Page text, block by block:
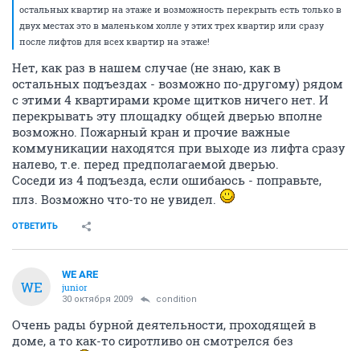
остальных квартир на этаже и возможность перекрыть есть только в
двух местах это в маленьком холле у этих трех квартир или сразу
после лифтов для всех квартир на этаже!
Нет, как раз в нашем случае (не знаю, как в
остальных подъездах - возможно по-другому) рядом
с этими 4 квартирами кроме щитков ничего нет. И
перекрывать эту площадку общей дверью вполне
возможно. Пожарный кран и прочие важные
коммуникации находятся при выходе из лифта сразу
налево, т.е. перед предполагаемой дверью.
Соседи из 4 подъезда, если ошибаюсь - поправьте,
плз. Возможно что-то не увидел.
ОТВЕТИТЬ
WE
WE ARE
junior
30 октября 2009 condition
Очень рады бурной деятельности, проходящей в
доме, а то как-то сиротливо он смотрелся без